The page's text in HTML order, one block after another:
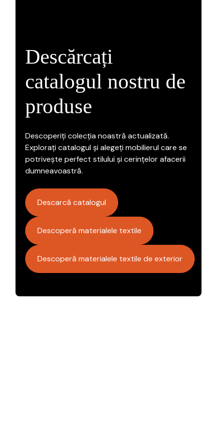
Descărcați
catalogul nostru de
produse
Descoperiți colecția noastră actualizată.
Explorați catalogul și alegeți mobilierul care se
potrivește perfect stilului și cerințelor afacerii
dumneavoastră.
Descarcă catalogul
Descoperă materialele textile
Descoperă materialele textile de exterior